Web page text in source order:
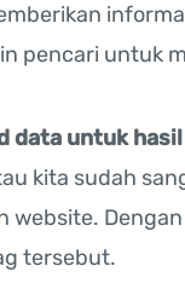
pencari untuk
untuk hasil
kita sudah
website.
tersebut.